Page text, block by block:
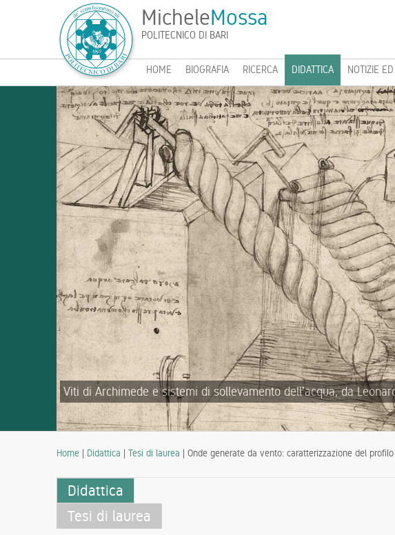
MicheleMossa
POLITECNICO DI BARI
HOME BIOGRAFIA RICERCA DIDATTICA NOTIZIE
Viti di Archimede e sistemi di sollevamento dell'acqua, da
Home | Didattica | Tesi di laurea | Onde generate da vento: caratterizzazione del
Didattica
Tesi di laurea